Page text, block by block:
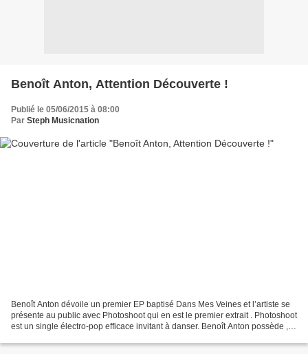
Benoît Anton, Attention Découverte !
Publié le 05/06/2015 à 08:00
Par Steph Musicnation
Benoît Anton dévoile un premier EP baptisé Dans Mes Veines et l’artiste se
présente au public avec Photoshoot qui en est le premier extrait . Photoshoot
est un single électro-pop efficace invitant à danser. Benoît Anton possède , à